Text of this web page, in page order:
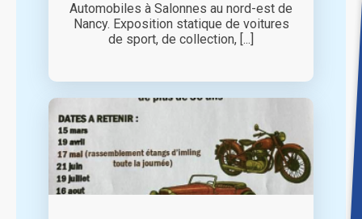
Automobiles à Salonnes au nord-est de
Nancy. Exposition statique de voitures
de sport, de collection, [...]